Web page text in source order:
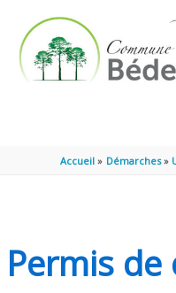
Accueil Démarches
Permis